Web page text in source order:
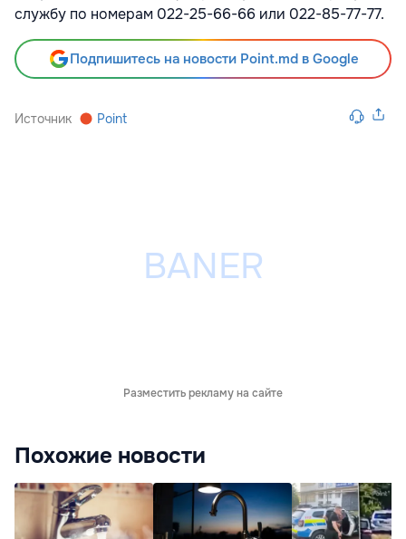
службу по номерам 022-25-66-66 или 022-85-77-77.
Подпишитесь на новости Point.md в Google
Источник Point
Разместить рекламу на сайте
Похожие новости